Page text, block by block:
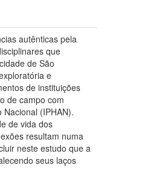
autênticas pela
que
de São
e
de instituições
de campo com
(IPHAN).
de vida dos
resultam numa
neste estudo que a
seus laços